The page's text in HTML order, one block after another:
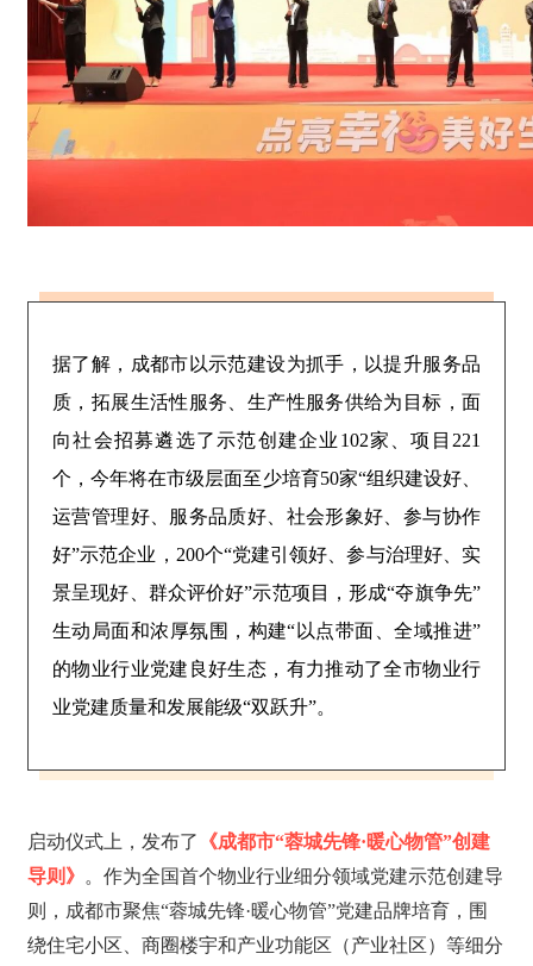
据了解，成都市以示范建设为抓手，以提升服务品
质，拓展生活性服务、生产性服务供给为目标，面
向社会招募遴选了示范创建企业102家、项目221
个，今年将在市级层面至少培育50家“组织建设好、
运营管理好、服务品质好、社会形象好、参与协作
好”示范企业，200个“党建引领好、参与治理好、实
景呈现好、群众评价好”示范项目，形成“夺旗争先”
生动局面和浓厚氛围，构建“以点带面、全域推进”
的物业行业党建良好生态，有力推动了全市物业行
业党建质量和发展能级“双跃升”。
启动仪式上，发布了
《成都市“蓉城先锋·暖心物管”创建
导则》 。作为全国首个物业行业细分领域党建示范创建导
则，成都市聚焦“蓉城先锋·暖心物管”党建品牌培育，围
绕住宅小区、商圈楼宇和产业功能区（产业社区）等细分